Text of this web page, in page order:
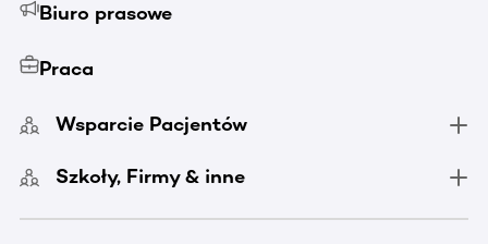
Biuro prasowe
Praca
Wsparcie Pacjentów
Szkoły, Firmy & inne